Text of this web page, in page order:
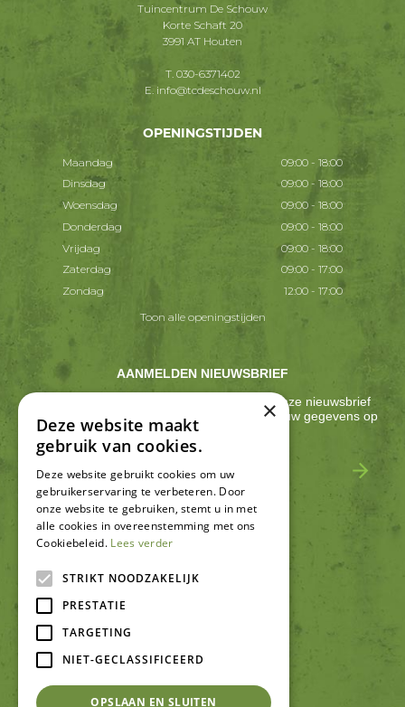
Tuincentrum De Schouw
Korte Schaft 20
3991 AT Houten
T. 030-6371402
E. info@tcdeschouw.nl
OPENINGSTIJDEN
Maandag
09:00 - 18:00
Dinsdag
09:00 - 18:00
Woensdag
09:00 - 18:00
Donderdag
09:00 - 18:00
Vrijdag
09:00 - 18:00
Zaterdag
09:00 - 17:00
Zondag
12:00 - 17:00
Toon alle openingstijden
AANMELDEN NIEUWSBRIEF
Ontvang ongeveer één keer per 2 weken onze nieuwsbrief
met acties, nieuws & activiteiten! We slaan jouw gegevens op
conform onze
×
Deze website maakt
gebruik van cookies.
Deze website gebruikt cookies om uw
gebruikerservaring te verbeteren. Door
onze website te gebruiken, stemt u in met
alle cookies in overeenstemming met ons
Cookiebeleid. Lees verder
STRIKT NOODZAKELIJK
PRESTATIE
TARGETING
NIET-GECLASSIFICEERD
OPSLAAN EN SLUITEN